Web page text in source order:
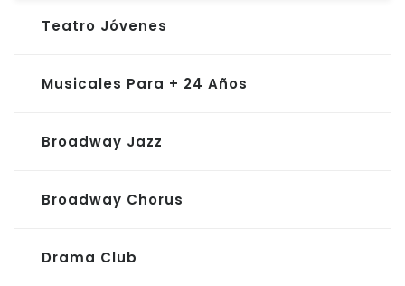
Teatro Jóvenes
Musicales Para + 24 Años
Broadway Jazz
Broadway Chorus
Drama Club